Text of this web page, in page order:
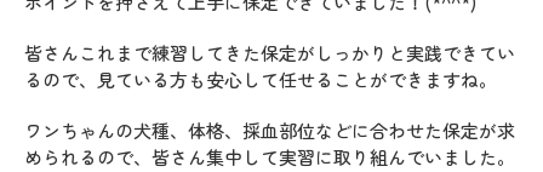
皆さんこれまで練習してきた保定がしっかりと実践できてい
るので、見ている方も安心して任せることができますね。
ワンちゃんの犬種、体格、採血部位などに合わせた保定が求
められるので、皆さん集中して実習に取り組んでいました。